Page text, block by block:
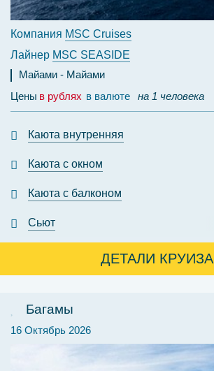
Компания MSC Cruises
Лайнер MSC SEASIDE
Майами
Майами
Цены в рублях в валюте на 1 человека
Каюта внутренняя
Каюта с окном
Каюта с балконом
Сьют
ДЕТАЛИ КРУИЗА
Багамы
16 Октябрь 2026